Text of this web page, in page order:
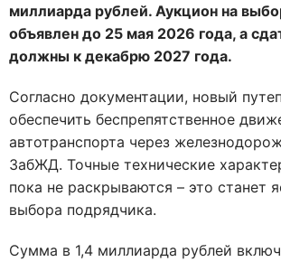
миллиарда рублей. Аукцион на
объявлен до 25 мая 2026 года, а
должны к декабрю 2027 года.
Согласно документации, новый
обеспечить беспрепятственное
автотранспорта через
ЗабЖД. Точные технические
пока не раскрываются – это станет
выбора подрядчика.
Сумма в 1,4 миллиарда рублей